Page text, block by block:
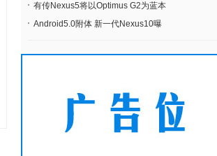
有传Nexus5将以Optimus G2为蓝本
Android5.0附体 新一代Nexus10曝